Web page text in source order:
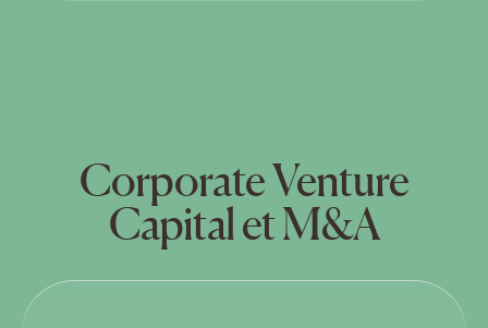
Corporate Venture
Capital et M&A